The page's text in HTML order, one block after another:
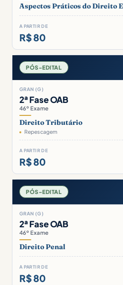
Aspectos Práticos do Direito
A PARTIR DE
R$ 80
PÓS-EDITAL
GRAN (G)
2ª Fase OAB
46º Exame
Direito Tributário
Repescagem
A PARTIR DE
R$ 80
PÓS-EDITAL
GRAN (G)
2ª Fase OAB
46º Exame
Direito Penal
A PARTIR DE
R$ 80